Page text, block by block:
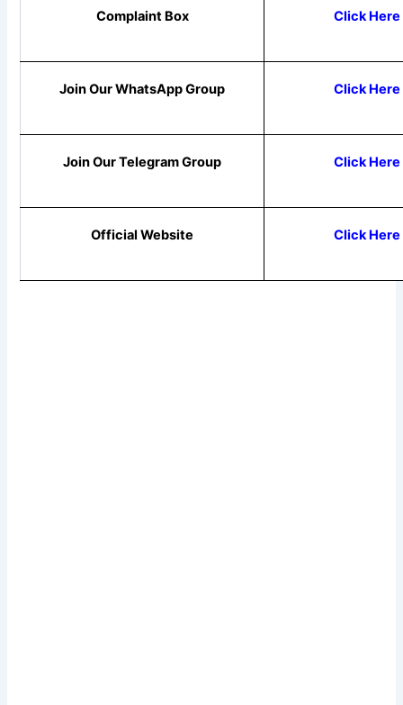
Complaint Box Click Here
Join Our WhatsApp Group Click Here
Join Our Telegram Group Click Here
Official Website Click Here